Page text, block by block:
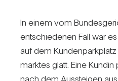
In einem vom
ent­schie­denen Fall war
auf dem
marktes glatt. Eine
nach dem Aus­steigen